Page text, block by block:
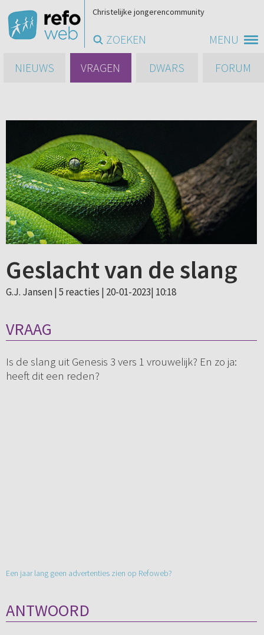
MENU
Christelijke jongerencommunity
ZOEKEN
NIEUWS
VRAGEN DWARS FORUM
Geslacht van de slang
G.J. Jansen | 5 reacties | 20-01-2023| 10:18
VRAAG
Is de slang uit Genesis 3 vers 1 vrouwelijk? En zo ja:
heeft dit een reden?
Een jaar lang geen advertenties zien op Refoweb?
ANTWOORD